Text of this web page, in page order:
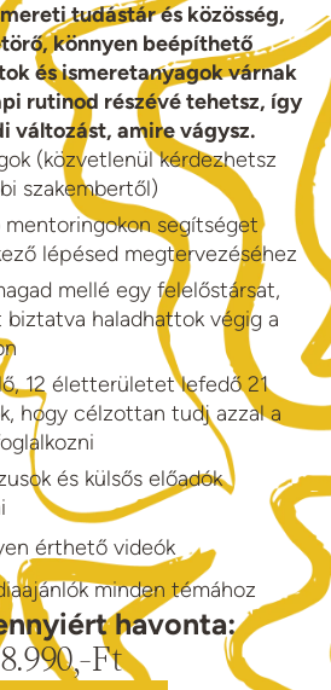
tudástár és közösség,
könnyen beépíthető
és ismeretanyagok várnak
rutinod részévé tehetsz, így
változást, amire vágysz.
(közvetlenül kérdezhetsz
szakembertől)
segítséget
lépésed megtervezéséhez
mellé egy felelőstársat,
biztatva haladhattok végig a
12 életterületet lefedő 21
hogy célzottan tudj azzal a
és külsős előadók
érthető videók
minden témához
havonta:
8.990,-Ft